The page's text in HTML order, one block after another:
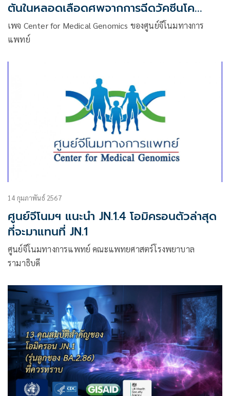
ตันในหลอดเลือดศพจากการฉีดวัคซีนโค
วิด-19
เพจ Center for Medical Genomics ของศูนย์จีโนมทางการ
แพทย์
14 กุมภาพันธ์ 2567
ศูนย์จีโนมฯ แนะนำ JN.1.4 โอมิครอนตัวล่าสุด
ที่จะมาแทนที่ JN.1
ศูนย์จีโนมทางการแพทย์ คณะแพทยศาสตร์โรงพยาบาล
รามาธิบดี